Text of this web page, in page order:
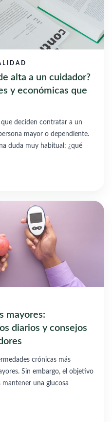
alta a un cuidador?
y económicas que
deciden contratar a un
mayor o dependiente.
duda muy habitual: ¿qué
mayores:
diarios y consejos
crónicas más
Sin embargo, el objetivo
una glucosa